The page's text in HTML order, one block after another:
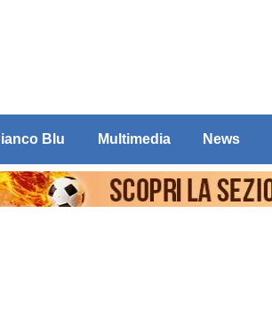
Blu Multimedia News